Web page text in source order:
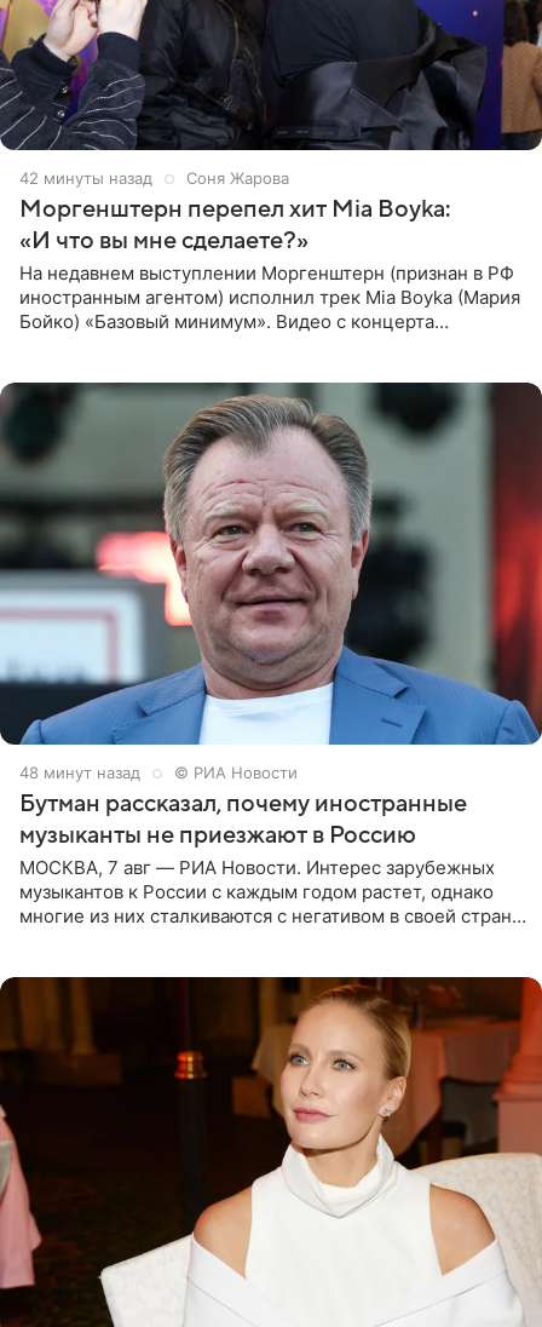
42 минуты назад Соня Жарова
Моргенштерн перепел хит Mia Boyka:
«И что вы мне сделаете?»
На недавнем выступлении Моргенштерн (признан в РФ
иностранным агентом) исполнил трек Mia Boyka (Мария
Бойко) «Базовый минимум». Видео с концерта
48 минут назад © РИА Новости
Бутман рассказал, почему иностранные
музыканты не приезжают в Россию
МОСКВА, 7 авг — РИА Новости. Интерес зарубежных
музыкантов к России с каждым годом растет, однако
многие из них сталкиваются с негативом в своей стране